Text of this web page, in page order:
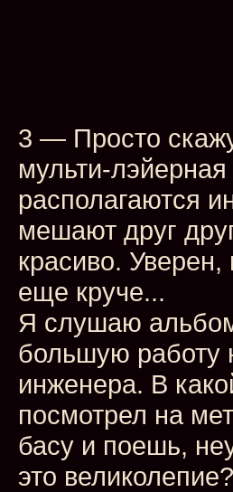
3 — Просто
мульти-
располагаются
мешают друг
красиво.
еще круче...
Я слушаю
большую работу
инженера. В
посмотрел на
басу и поешь,
это великолепие?